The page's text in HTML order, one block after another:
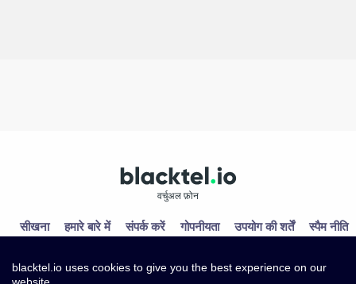
वर्चुअल फ़ोन
सीखना हमारे बारे में संपर्क करें गोपनीयता उपयोग की शर्तें स्पैम नीति
blacktel.io uses cookies to give you the best experience on our